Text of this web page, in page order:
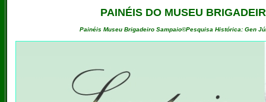
PAINÉIS DO MUSEU
Painéis Museu Brigadeiro Sampaio©Pesquisa Histórica: Gen